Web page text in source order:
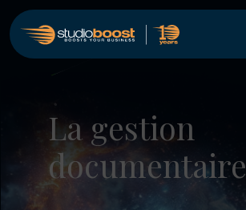
La gestion
documentaire